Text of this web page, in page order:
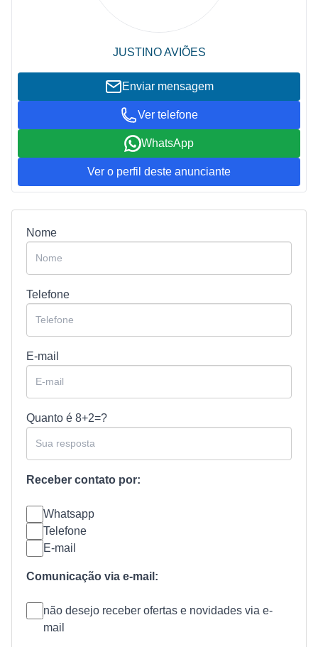
JUSTINO AVIÕES
Enviar mensagem
Ver telefone
WhatsApp
Ver o perfil deste anunciante
Nome
Telefone
E-mail
Quanto é 8+2=?
Receber contato por:
Whatsapp
Telefone
E-mail
Comunicação via e-mail:
não desejo receber ofertas e novidades via e-
mail